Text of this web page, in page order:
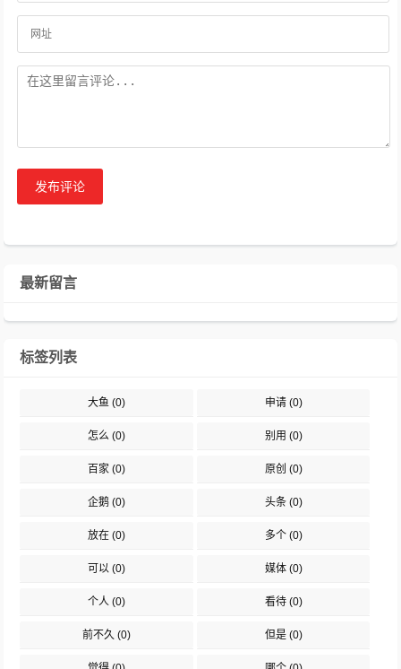
发布评论
最新留言
标签列表
大鱼 (0) 申请(0)
怎么 (0) 别用 (0)
百家 (0) 原创 (0)
企鹅 (0) 头条(0)
放在 (0) 多个(0)
可以 (0) 媒体(0)
个人 (0) 看待(0)
前不久 (0) 但是(0)